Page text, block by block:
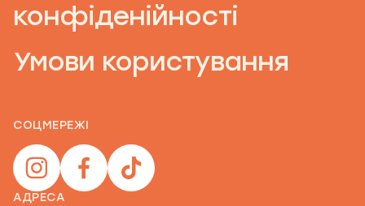
конфіденійності
Умови користування
СОЦМЕРЕЖІ
АДРЕСА